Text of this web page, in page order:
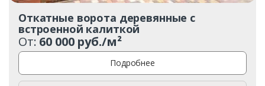
Откатные ворота деревянные с
встроенной калиткой
От: 60 000 руб./м²
Подробнее